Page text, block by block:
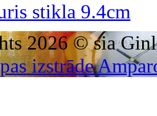
stikla 9.4cm
2026 © sia
izstrāde